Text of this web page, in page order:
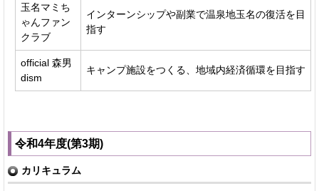
玉名マミち
ゃんファン
クラブ
インターンシップや副業で温泉地玉名の復活を目
指す
official 森男
dism
キャンプ施設をつくる、地域内経済循環を目指す
令和4年度(第3期)
カリキュラム